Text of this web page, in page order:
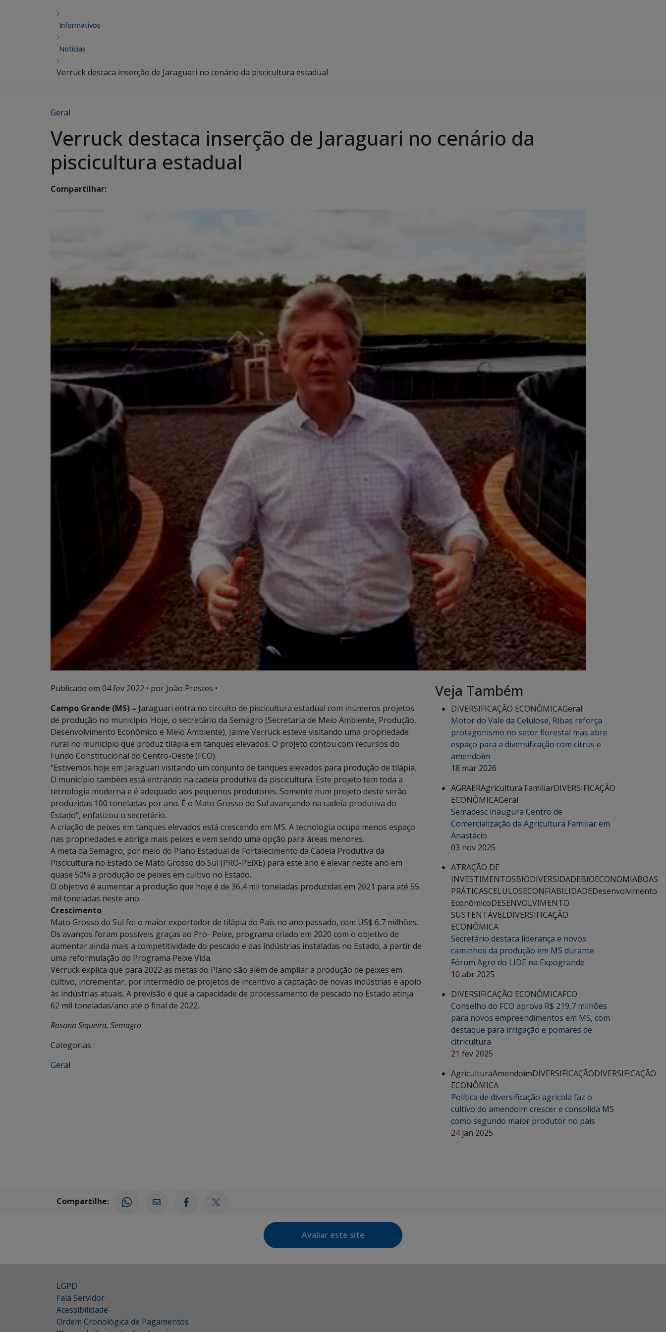
Informativos
Notícias
Verruck destaca inserção de Jaraguari no cenário da piscicultura estadual
Geral
Verruck destaca inserção de Jaraguari no cenário da
piscicultura estadual
Compartilhar:
Publicado em 04 fev 2022 • por João Prestes •
Campo Grande (MS) – Jaraguari entra no circuito de piscicultura estadual com inúmeros projetos
de produção no município. Hoje, o secretário da Semagro (Secretaria de Meio Ambiente, Produção,
Desenvolvimento Econômico e Meio Ambiente), Jaime Verruck esteve visitando uma propriedade
rural no município que produz tilápia em tanques elevados. O projeto contou com recursos do
Fundo Constitucional do Centro-Oeste (FCO).
“Estivemos hoje em Jaraguari visitando um conjunto de tanques elevados para produção de tilápia.
O município também está entrando na cadeia produtiva da piscicultura. Este projeto tem toda a
tecnologia moderna e é adequado aos pequenos produtores. Somente num projeto deste serão
produzidas 100 toneladas por ano. É o Mato Grosso do Sul avançando na cadeia produtiva do
Estado”, enfatizou o secretário.
A criação de peixes em tanques elevados está crescendo em MS. A tecnologia ocupa menos espaço
nas propriedades e abriga mais peixes e vem sendo uma opção para áreas menores.
A meta da Semagro, por meio do Plano Estadual de Fortalecimento da Cadeia Produtiva da
Piscicultura no Estado de Mato Grosso do Sul (PRO-PEIXE) para este ano é elevar neste ano em
quase 50% a produção de peixes em cultivo no Estado.
O objetivo é aumentar a produção que hoje é de 36,4 mil toneladas produzidas em 2021 para até 55
mil toneladas neste ano.
Crescimento
Mato Grosso do Sul foi o maior exportador de tilápia do País no ano passado, com US$ 6,7 milhões.
Os avanços foram possíveis graças ao Pro- Peixe, programa criado em 2020 com o objetivo de
aumentar ainda mais a competitividade do pescado e das indústrias instaladas no Estado, a partir de
uma reformulação do Programa Peixe Vida.
Verruck explica que para 2022 as metas do Plano são além de ampliar a produção de peixes em
cultivo, incrementar, por intermédio de projetos de incentivo a captação de novas indústrias e apoio
às indústrias atuais. A previsão é que a capacidade de processamento de pescado no Estado atinja
62 mil toneladas/ano até o final de 2022.
Rosana Siqueira, Semagro
Categorias :
Geral
Veja Também
DIVERSIFICAÇÃO ECONÔMICAGeral
Motor do Vale da Celulose, Ribas reforça
protagonismo no setor florestal mas abre
espaço para a diversificação com citrus e
amendoim
18 mar 2026
AGRAERAgricultura FamiliarDIVERSIFICAÇÃO
ECONÔMICAGeral
Semadesc inaugura Centro de
Comercialização da Agricultura Familiar em
Anastácio
03 nov 2025
ATRAÇÃO DE
INVESTIMENTOSBIODIVERSIDADEBIOECONOMIABOAS
PRÁTICASCELULOSECONFIABILIDADEDesenvolvimento
EconômicoDESENVOLVIMENTO
SUSTENTÁVELDIVERSIFICAÇÃO
ECONÔMICA
Secretário destaca liderança e novos
caminhos da produção em MS durante
Fórum Agro do LIDE na Expogrande
10 abr 2025
DIVERSIFICAÇÃO ECONÔMICAFCO
Conselho do FCO aprova R$ 219,7 milhões
para novos empreendimentos em MS, com
destaque para irrigação e pomares de
citricultura
21 fev 2025
AgriculturaAmendoimDIVERSIFICAÇÃODIVERSIFICAÇÃO
ECONÔMICA
Política de diversificação agrícola faz o
cultivo do amendoim crescer e consolida MS
como segundo maior produtor no país
24 jan 2025
Compartilhe:
Avaliar este site
LGPD
Fala Servidor
Acessibilidade
Ordem Cronológica de Pagamentos